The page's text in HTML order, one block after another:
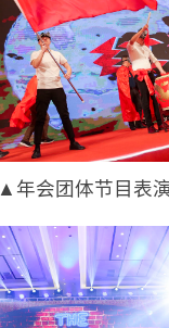
▲年会团体节目表